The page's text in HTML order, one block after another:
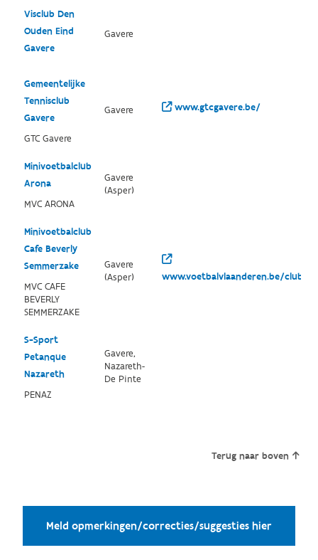
Visclub Den
Ouden Eind
Gavere
Gavere
Gemeentelijke
Tennisclub
Gavere
GTC Gavere
Gavere www.gtcgavere.be/
Minivoetbalclub
Arona
MVC ARONA
Gavere
(Asper)
Minivoetbalclub
Cafe Beverly
Semmerzake
MVC CAFE
BEVERLY
SEMMERZAKE
Gavere
(Asper)
www.voetbalvlaanderen.be/club/
S-Sport
Petanque
Nazareth
PENAZ
Gavere,
Nazareth-
De Pinte
Terug naar boven
Meld opmerkingen/correcties/suggesties hier